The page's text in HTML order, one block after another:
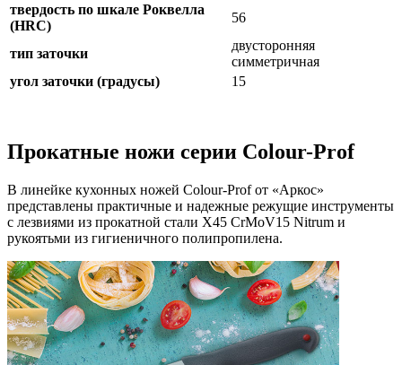
твердость по шкале Роквелла
(HRC)
56
тип заточки
двусторонняя
симметричная
угол заточки (градусы)
15
Прокатные ножи серии Colour-Prof
В линейке кухонных ножей Colour-Prof от «Аркос»
представлены практичные и надежные режущие инструменты
с лезвиями из прокатной стали X45 CrMoV15 Nitrum и
рукоятьми из гигиеничного полипропилена.